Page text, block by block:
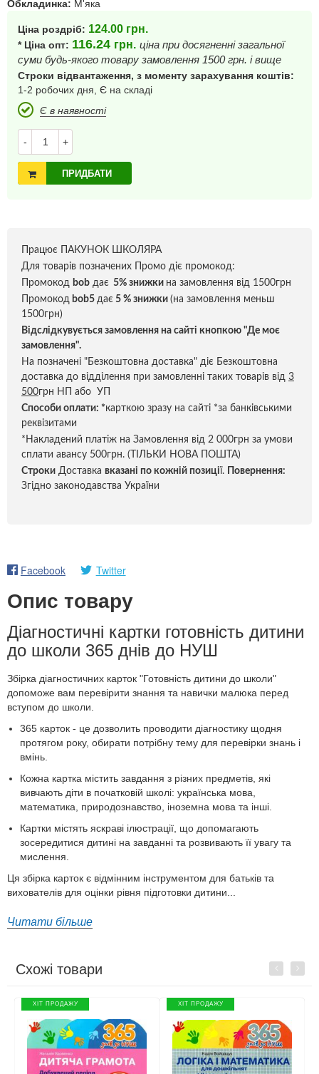
Обкладинка: М'яка
Ціна роздріб: 124.00 грн.
* Ціна опт: 116.24 грн. ціна при досягненні загальної
суми будь-якого товару замовлення 1500 грн. і вище
Строки відвантаження, з моменту зарахування коштів:
1-2 робочих дня, Є на складі
Є в наявності
- +
ПРИДБАТИ
Працює ПАКУНОК ШКОЛЯРА
Для товарів позначених Промо діє промокод:
Промокод bob дає 5% знижки на замовлення від 1500грн
Промокод bob5 дає 5 % знижки (на замовлення меньш
1500грн)
Відслідкувується замовлення на сайті кнопкою "Де моє
замовлення".
На позначені "Безкоштовна доставка" діє Безкоштовна
доставка до відділення при замовленні таких товарів від 3
500грн НП або УП
Способи оплати: *карткою зразу на сайті *за банківськими
реквізитами
*Накладений платіж на Замовлення від 2 000грн за умови
сплати авансу 500грн. (ТІЛЬКИ НОВА ПОШТА)
Строки Доставка вказані по кожній позиції.
Повернення:
Згідно законодавства України
Facebook Twitter
Опис товару
Діагностичні картки готовність дитини
до школи 365 днів до НУШ
Збірка діагностичних карток "Готовність дитини до школи"
допоможе вам перевірити знання та навички малюка перед
вступом до школи.
365 карток - це дозволить проводити діагностику щодня
протягом року, обирати потрібну тему для перевірки знань і
вмінь.
Кожна картка містить завдання з різних предметів, які
вивчають діти в початковій школі: українська мова,
математика, природознавство, іноземна мова та інші.
Картки містять яскраві ілюстрації, що допомагають
зосередитися дитині на завданні та розвивають її увагу та
мислення.
Ця збірка карток є відмінним інструментом для батьків та
вихователів для оцінки рівня підготовки дитини...
Читати більше
Схожі товари Previous
ХІТ ПРОДАЖУ ХІТ ПРОДАЖУ
Next